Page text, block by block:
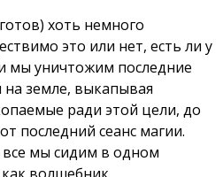
хоть немного
это или нет, есть ли у
мы уничтожим последние
на земле, выкапывая
ради этой цели, до
последний сеанс магии.
все мы сидим в одном